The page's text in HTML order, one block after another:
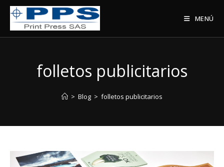
Saltar
contenido
MENÚ
folletos publicitarios
> Blog > folletos publicitarios